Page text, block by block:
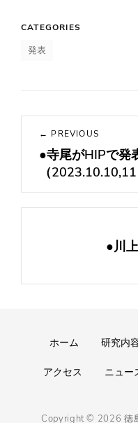
CATEGORIES
発表
投
ゲ
← PREVIOUS
Previous
post:
●寺尾がHIPで発
（2023.10.10,11
●川
Footer
menu
ホーム 研究内
アクセス ニュー
Copyright © 2026徳